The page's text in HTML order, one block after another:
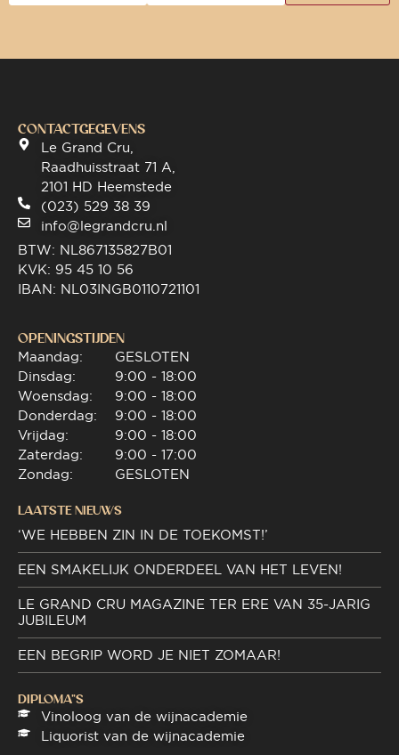
CONTACTGEGEVENS
Le Grand Cru,
Raadhuisstraat 71 A,
2101 HD Heemstede
(023) 529 38 39
info@legrandcru.nl
BTW: NL867135827B01
KVK: 95 45 10 56
IBAN: NL03INGB0110721101
OPENINGSTIJDEN
Maandag:
Dinsdag:
Woensdag:
Donderdag:
Vrijdag:
Zaterdag:
Zondag:
GESLOTEN
9:00 - 18:00
9:00 - 18:00
9:00 - 18:00
9:00 - 18:00
9:00 - 17:00
GESLOTEN
LAATSTE NIEUWS
‘WE HEBBEN ZIN IN DE TOEKOMST!’
EEN SMAKELIJK ONDERDEEL VAN HET LEVEN!
LE GRAND CRU MAGAZINE TER ERE VAN 35-JARIG
JUBILEUM
EEN BEGRIP WORD JE NIET ZOMAAR!
DIPLOMA"S
Vinoloog van de wijnacademie
Liquorist van de wijnacademie